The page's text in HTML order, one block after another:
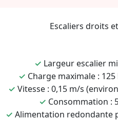
Escaliers droits
✓ Largeur escalier
✓ Charge maximale :
✓ Vitesse : 0,15 m/s
✓ Consommation :
✓ Alimentation redondante